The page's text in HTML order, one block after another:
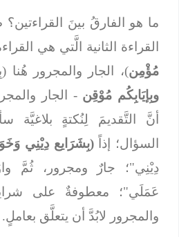
ما هو الفارقُ بينَ
القراءة الثانية الَّتي هي
مُؤْمِن)، الجار والمجرور هُنا
وبِإيَابِكُم مُوْقِن- الجار
أنَّ التَّقديمَ لِنُكتةٍ بلاغيَّة
السؤال؛ إذاً (بِشَرَايع دِيْنِي
دِيْنِي"؛ جارٌ ومجرور، ثُمَّ
عَمَلَي"؛ معطوفةٌ على
والمجرور لابُدَّ أن يتعلَّق بعاملٍ.